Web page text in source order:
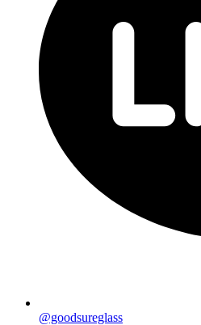
@goodsureglass